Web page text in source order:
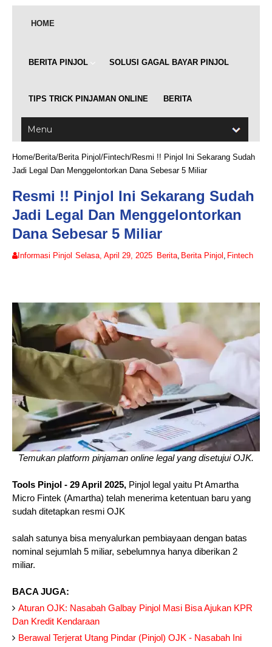
HOME
BERITA PINJOL SOLUSI GAGAL BAYAR PINJOL
TIPS TRICK PINJAMAN ONLINE BERITA
Home/Berita/Berita Pinjol /Fintech/Resmi !! Pinjol Ini Sekarang Sudah
Jadi Legal Dan Menggelontorkan Dana Sebesar 5 Miliar
Resmi !! Pinjol Ini Sekarang Sudah
Jadi Legal Dan Menggelontorkan
Dana Sebesar 5 Miliar
Informasi Pinjol Selasa, April 29, 2025 Berita, Berita Pinjol , Fintech
Temukan platform pinjaman online legal yang disetujui OJK.
Tools Pinjol - 29 April 2025, Pinjol legal yaitu Pt Amartha
Micro Fintek (Amartha) telah menerima ketentuan baru yang
sudah ditetapkan resmi OJK
salah satunya bisa menyalurkan pembiayaan dengan batas
nominal sejumlah 5 miliar, sebelumnya hanya diberikan 2
miliar.
BACA JUGA:
Aturan OJK: Nasabah Galbay Pinjol Masi Bisa Ajukan KPR
Dan Kredit Kendaraan
Berawal Terjerat Utang Pindar (Pinjol) OJK - Nasabah Ini